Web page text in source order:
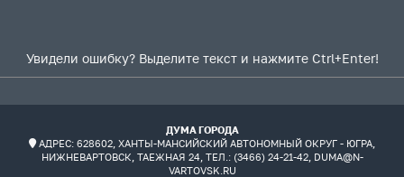
Увидели ошибку? Выделите текст и нажмите Ctrl+Enter!
ДУМА ГОРОДА
АДРЕС: 628602, ХАНТЫ-МАНСИЙСКИЙ АВТОНОМНЫЙ ОКРУГ - ЮГРА,
НИЖНЕВАРТОВСК, ТАЕЖНАЯ 24, ТЕЛ.: (3466) 24-21-42, DUMA@N-
VARTOVSK.RU